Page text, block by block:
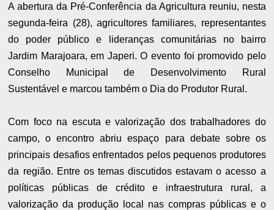
A abertura da Pré-Conferência da Agricultura reuniu, nesta
segunda-feira (28), agricultores familiares, representantes
do poder público e lideranças comunitárias no bairro
Jardim Marajoara, em Japeri. O evento foi promovido pelo
Conselho Municipal de Desenvolvimento Rural
Sustentável e marcou também o Dia do Produtor Rural.
Com foco na escuta e valorização dos trabalhadores do
campo, o encontro abriu espaço para debate sobre os
principais desafios enfrentados pelos pequenos produtores
da região. Entre os temas discutidos estavam o acesso a
políticas públicas de crédito e infraestrutura rural, a
valorização da produção local nas compras públicas e o